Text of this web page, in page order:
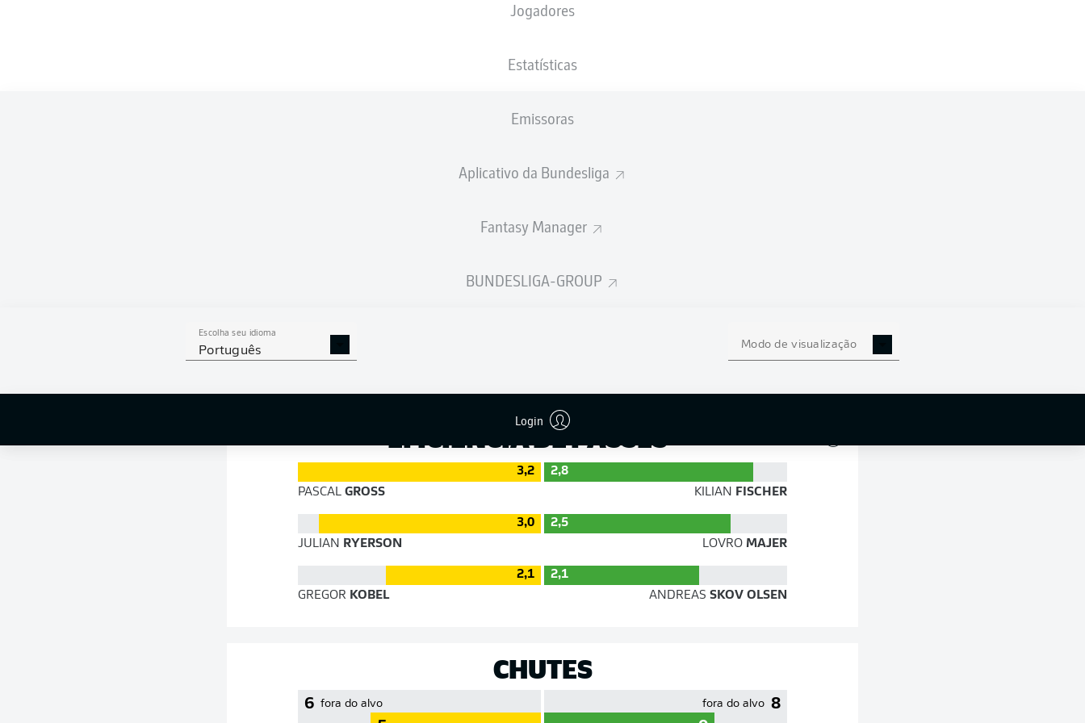
Jogadores
Estatísticas
Emissoras
Aplicativo da Bundesliga
Fantasy Manager
BUNDESLIGA-GROUP
Escolha seu idioma
Português Modo de visualização
Login
XGOLS
2.07
EFICIÊNCIA DE PASSES
3,2
2,8
PASCALGROSS KILIAN FISCHER
3,0
2,5
JULIAN RYERSON LOVRO MAJER
2,1
2,1
GREGOR KOBEL ANDREAS SKOV OLSEN
CHUTES
6 fora do alvo 8
fora do alvo